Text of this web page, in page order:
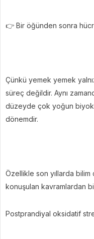
👉 Bir öğünden sonra
Çünkü yemek yemek
süreç değildir. Aynı
düzeyde çok yoğun
dönemdir.
Özellikle son yıllarda
konuşulan kavramlardan
Postprandiyal oksidatif